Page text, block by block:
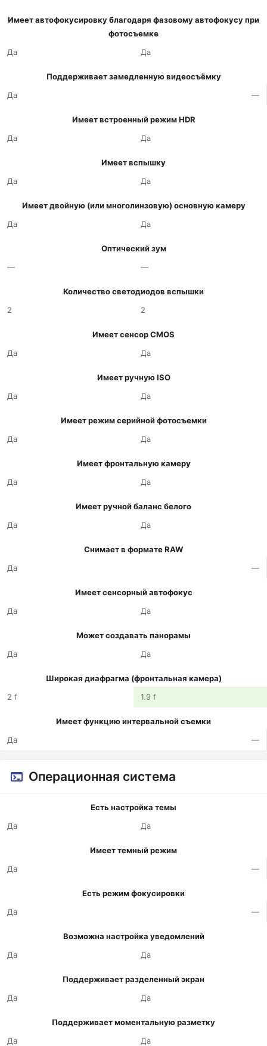
Имеет автофокусировку благодаря фазовому автофокусу при
фотосъемке
Да
Да
Поддерживает замедленную видеосъёмку
Да
—
Имеет встроенный режим HDR
Да
Да
Имеет вспышку
Да
Да
Имеет двойную (или многолинзовую) основную камеру
Да
Да
Оптический зум
—
—
Количество светодиодов вспышки
2
2
Имеет сенсор CMOS
Да
Да
Имеет ручную ISO
Да
Да
Имеет режим серийной фотосъемки
Да
Да
Имеет фронтальную камеру
Да
Да
Имеет ручной баланс белого
Да
Да
Снимает в формате RAW
Да
—
Имеет сенсорный автофокус
Да
Да
Может создавать панорамы
Да
Да
Широкая диафрагма (фронтальная камера)
2 f
1.9 f
Имеет функцию интервальной съемки
Да
—
Операционная система
Есть настройка темы
Да
Да
Имеет темный режим
Да
—
Есть режим фокусировки
Да
—
Возможна настройка уведомлений
Да
Да
Поддерживает разделенный экран
Да
Да
Поддерживает моментальную разметку
Да
Да